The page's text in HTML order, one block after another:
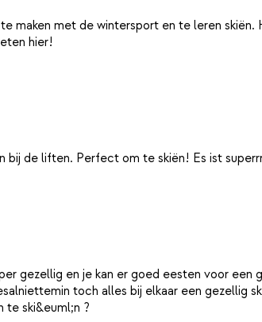
maken met de wintersport en te leren
gezellig en je kan er goed eesten voor een
toch alles bij elkaar een